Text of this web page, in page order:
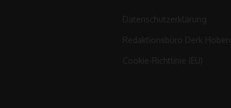
Datenschutzerklärung
Redaktionsbüro Derk
Cookie-Richtlinie (EU)